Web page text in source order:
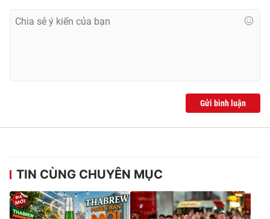
Gửi bình luận
TIN CÙNG CHUYÊN MỤC